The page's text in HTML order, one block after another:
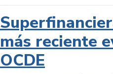
más reciente
OCDE